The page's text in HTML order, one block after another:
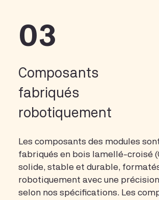
03
Composants
fabriqués
robotiquement
Les composants des modules
fabriqués en bois lamellé-croisé
solide, stable et durable,
robotiquement avec une
selon nos spécifications. Les